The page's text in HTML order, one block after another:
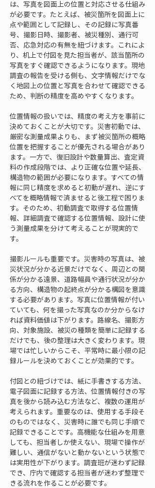
は、写真を図面上の位置と対応させる仕組み
が必要です。たとえば、被災箇所を図面上に
点や範囲として記録し、その記録に写真番
号、撮影日時、撮影者、被災種別、通行可
否、応急対応の有無を紐づけます。これによ
り、机上で付図を見た担当者が、該当箇所の
写真をすぐ確認できるようになります。現地
調査の報告を受ける側も、文字情報だけでな
く地図上の位置と写真を合わせて確認できる
ため、判断の精度を高めやすくなります。
位置情報の扱いでは、精度の考え方を事前に
決めておくことが大切です。災害初動では、
厳密な測量成果よりも、まず被災箇所の概略
位置を把握することが優先される場合があり
ます。一方で、復旧設計や数量算出、査定資
料の作成段階では、より正確な位置や延長、
構造物の範囲が必要になります。すべての情
報に同じ精度を求めると初動が遅れ、逆にす
べてを概略情報で済ませると後工程で困りま
す。そのため、初動調査で取得する位置情
報、詳細調査で確認する位置情報、設計に使
う測量成果を分けて考えることが現実的で
す。
撮影ルールも重要です。災害時の写真は、被
災状況が分かる近景だけでなく、周辺との関
係が分かる遠景、道路幅員や通行状況が分か
る方向、構造物の起終点が分かる構図を意識
する必要があります。写真に位置情報が付い
ていても、何を撮った写真なのか分からなけ
れば資料価値は下がります。路線名、撮影方
向、対象施設、被災の種類を簡単に記録する
だけでも、後の整理は大きく変わります。現
場では忙しいからこそ、平常時に最小限の記
録ルールを決めておくことが効果的です。
付図との紐づけでは、紙に手書きする方法、
電子図面に記録する方法、位置情報付きの写
真を後から読み込む方法など、複数の運用が
考えられます。重要なのは、使用する手段そ
のものではなく、災害時に誰でも同じ手順で
記録できることです。高機能な仕組みを用意
しても、担当者しか使えない、現場で操作が
難しい、通信がないと動かないという状態で
は実用性が下がります。調査班が迷わず記録
でき、庁内で確認する担当者が迷わず整理で
きる流れを作ることが必要です。